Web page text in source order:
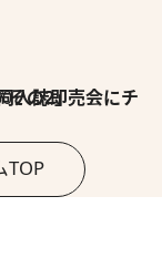
チャレンジ その2」
TOP